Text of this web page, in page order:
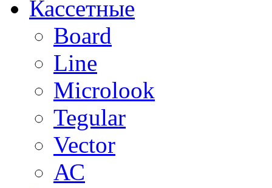
Кассетные
Board
Line
Microlook
Tegular
Vector
АС